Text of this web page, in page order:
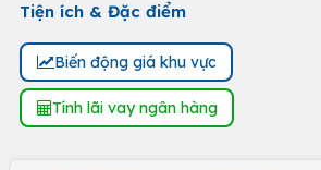
Tiện ích & Đặc điểm
Biến động giá khu vực
Tính lãi vay ngân hàng